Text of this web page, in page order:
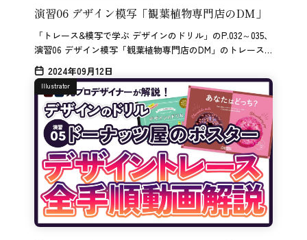
演習06 デザイン模写「観葉植物専門店のDM」
「トレース&模写で学ぶ デザインのドリル」のP.032～035、
演習06 デザイン模写「観葉植物専門店のDM」のトレース
解説です。
2024年09月12日
Illustrator